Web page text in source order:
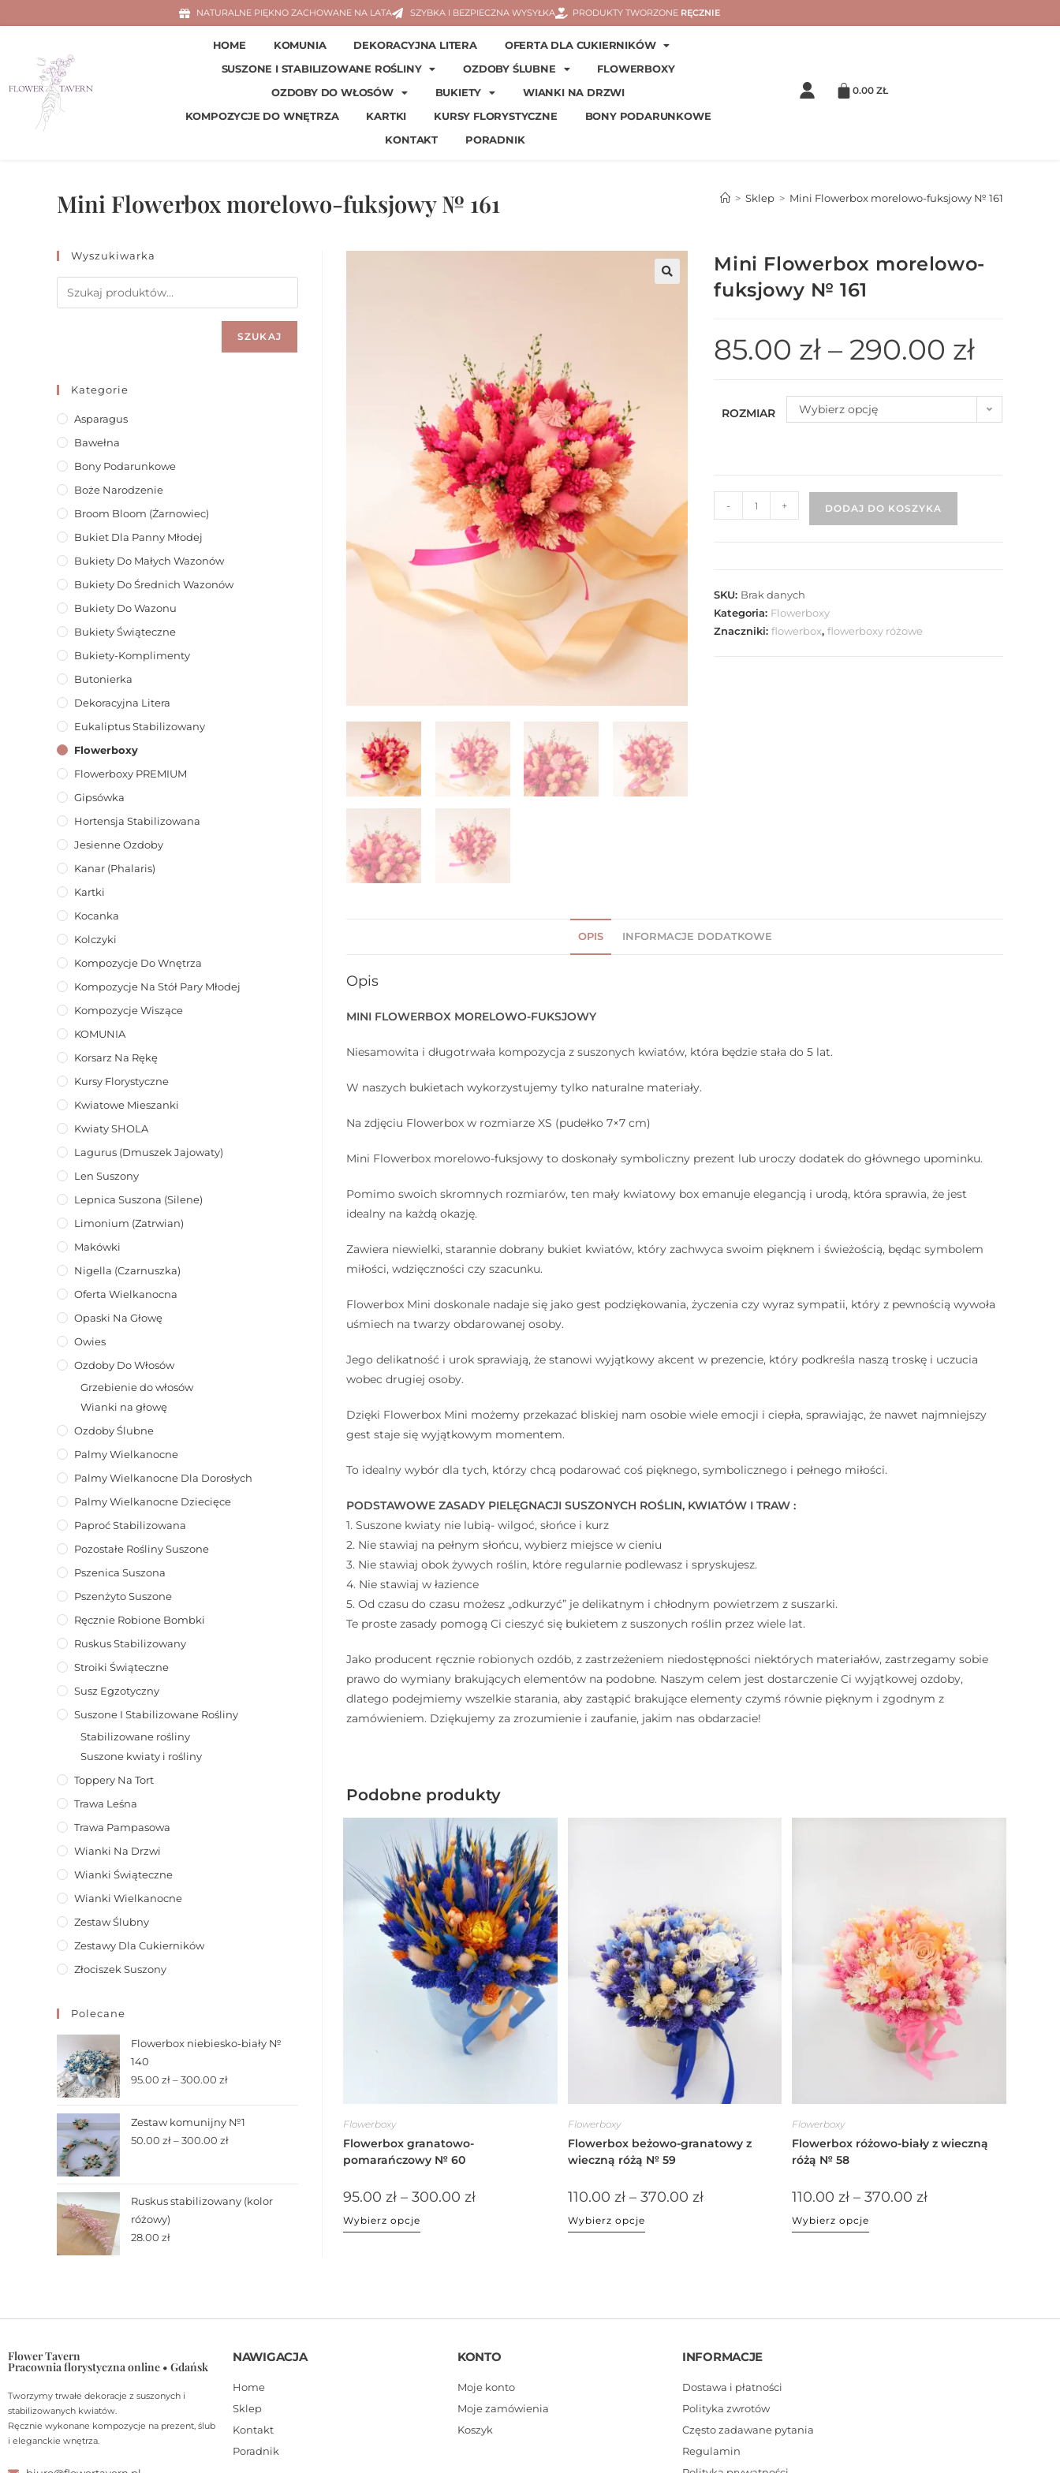
NATURALNE PIĘKNO ZACHOWANE NA LATA SZYBKA I BEZPIECZNA WYSYŁKA PRODUKTY TWORZONE RĘCZNIE
HOME KOMUNIA DEKORACYJNA LITERA
OFERTA DLA CUKIERNIKÓW
SUSZONE I STABILIZOWANE ROŚLINY
OZDOBY ŚLUBNE
FLOWERBOXY
OZDOBY DO WŁOSÓW
BUKIETY
WIANKI NA DRZWI
KOMPOZYCJE DO WNĘTRZA
KARTKI KURSY FLORYSTYCZNE
BONY PODARUNKOWE
KONTAKT
PORADNIK
0.00ZŁ
Mini Flowerbox morelowo-fuksjowy № 161 > Sklep > Mini Flowerbox morelowo-fuksjowy № 161
Mini Flowerbox morelowo-
fuksjowy № 161
85.00 zł – 290.00 zł
ROZMIAR Wybierz opcję
- + DODAJ DO KOSZYKA
SKU: Brak danych
Kategoria: Flowerboxy
Znaczniki:flowerbox,flowerboxy różowe
OPIS INFORMACJE DODATKOWE
Opis
MINI FLOWERBOX MORELOWO-FUKSJOWY
Niesamowita i długotrwała kompozycja z suszonych kwiatów, która będzie stała do 5 lat.
W naszych bukietach wykorzystujemy tylko naturalne materiały.
Na zdjęciu Flowerbox w rozmiarze XS (pudełko 7×7 cm)
Mini Flowerbox morelowo-fuksjowy to doskonały symboliczny prezent lub uroczy dodatek do głównego upominku.
Pomimo swoich skromnych rozmiarów, ten mały kwiatowy box emanuje elegancją i urodą, która sprawia, że jest
idealny na każdą okazję.
Zawiera niewielki, starannie dobrany bukiet kwiatów, który zachwyca swoim pięknem i świeżością, będąc symbolem
miłości, wdzięczności czy szacunku.
Flowerbox Mini doskonale nadaje się jako gest podziękowania, życzenia czy wyraz sympatii, który z pewnością wywoła
uśmiech na twarzy obdarowanej osoby.
Jego delikatność i urok sprawiają, że stanowi wyjątkowy akcent w prezencie, który podkreśla naszą troskę i uczucia
wobec drugiej osoby.
Dzięki Flowerbox Mini możemy przekazać bliskiej nam osobie wiele emocji i ciepła, sprawiając, że nawet najmniejszy
gest staje się wyjątkowym momentem.
To idealny wybór dla tych, którzy chcą podarować coś pięknego, symbolicznego i pełnego miłości.
PODSTAWOWE ZASADY PIELĘGNACJI SUSZONYCH ROŚLIN, KWIATÓW I TRAW : ⠀
1. Suszone kwiaty nie lubią- wilgoć, słońce i kurz ⠀
2. Nie stawiaj na pełnym słońcu, wybierz miejsce w cieniu ⠀
3. Nie stawiaj obok żywych roślin, które regularnie podlewasz i spryskujesz. ⠀
4. Nie stawiaj w łazience ⠀
5. Od czasu do czasu możesz „odkurzyć” je delikatnym i chłodnym powietrzem z suszarki. ⠀
Te proste zasady pomogą Ci cieszyć się bukietem z suszonych roślin przez wiele lat. ⠀
Jako producent ręcznie robionych ozdób, z zastrzeżeniem niedostępności niektórych materiałów, zastrzegamy sobie
prawo do wymiany brakujących elementów na podobne. Naszym celem jest dostarczenie Ci wyjątkowej ozdoby,
dlatego podejmiemy wszelkie starania, aby zastąpić brakujące elementy czymś równie pięknym i zgodnym z
zamówieniem. Dziękujemy za zrozumienie i zaufanie, jakim nas obdarzacie!
Podobne produkty
Flowerboxy
Flowerbox granatowo-
pomarańczowy № 60
95.00zł – 300.00zł
Wybierz opcje
Flowerboxy
Flowerbox beżowo-granatowy z
wieczną różą № 59
110.00 zł – 370.00 zł
Wybierz opcje
Flowerboxy
Flowerbox różowo-biały z wieczną
różą № 58
110.00 zł – 370.00 zł
Wybierz opcje
Wyszukiwarka
SZUKAJ
Kategorie
Asparagus
Bawełna
Bony Podarunkowe
Boże Narodzenie
Broom Bloom (żarnowiec)
Bukiet Dla Panny Młodej
Bukiety Do Małych Wazonów
Bukiety Do Średnich Wazonów
Bukiety Do Wazonu
Bukiety Świąteczne
Bukiety-Komplimenty
Butonierka
Dekoracyjna Litera
Eukaliptus Stabilizowany
Flowerboxy
Flowerboxy PREMIUM
Gipsówka
Hortensja Stabilizowana
Jesienne Ozdoby
Kanar (phalaris)
Kartki
Kocanka
Kolczyki
Kompozycje Do Wnętrza
Kompozycje Na Stół Pary Młodej
Kompozycje Wiszące
KOMUNIA
Korsarz Na Rękę
Kursy Florystyczne
Kwiatowe Mieszanki
Kwiaty SHOLA
Lagurus (dmuszek Jajowaty)
Len Suszony
Lepnica Suszona (Silene)
Limonium (zatrwian)
Makówki
Nigella (Czarnuszka)
Oferta Wielkanocna
Opaski Na Głowę
Owies
Ozdoby Do Włosów
Grzebienie do włosów
Wianki na głowę
Ozdoby Ślubne
Palmy Wielkanocne
Palmy Wielkanocne Dla Dorosłych
Palmy Wielkanocne Dziecięce
Paproć Stabilizowana
Pozostałe Rośliny Suszone
Pszenica Suszona
Pszenżyto Suszone
Ręcznie Robione Bombki
Ruskus Stabilizowany
Stroiki Świąteczne
Susz Egzotyczny
Suszone I Stabilizowane Rośliny
Stabilizowane rośliny
Suszone kwiaty i rośliny
Toppery Na Tort
Trawa Leśna
Trawa Pampasowa
Wianki Na Drzwi
Wianki Świąteczne
Wianki Wielkanocne
Zestaw Ślubny
Zestawy Dla Cukierników
Złociszek Suszony
Polecane
Flowerbox niebiesko-biały №
140
95.00 zł–300.00 zł
Zestaw komunijny №1
50.00 zł–300.00 zł
Ruskus stabilizowany (kolor
różowy)
28.00 zł
Flower Tavern
Pracownia florystyczna online • Gdańsk
Tworzymy trwałe dekoracje z suszonych i
stabilizowanych kwiatów.
Ręcznie wykonane kompozycje na prezent, ślub
i eleganckie wnętrza.
NAWIGACJA
Home
Sklep
Kontakt
Poradnik
KONTO
Moje konto
Moje zamówienia
Koszyk
INFORMACJE
Dostawa i płatności
Polityka zwrotów
Często zadawane pytania
Regulamin